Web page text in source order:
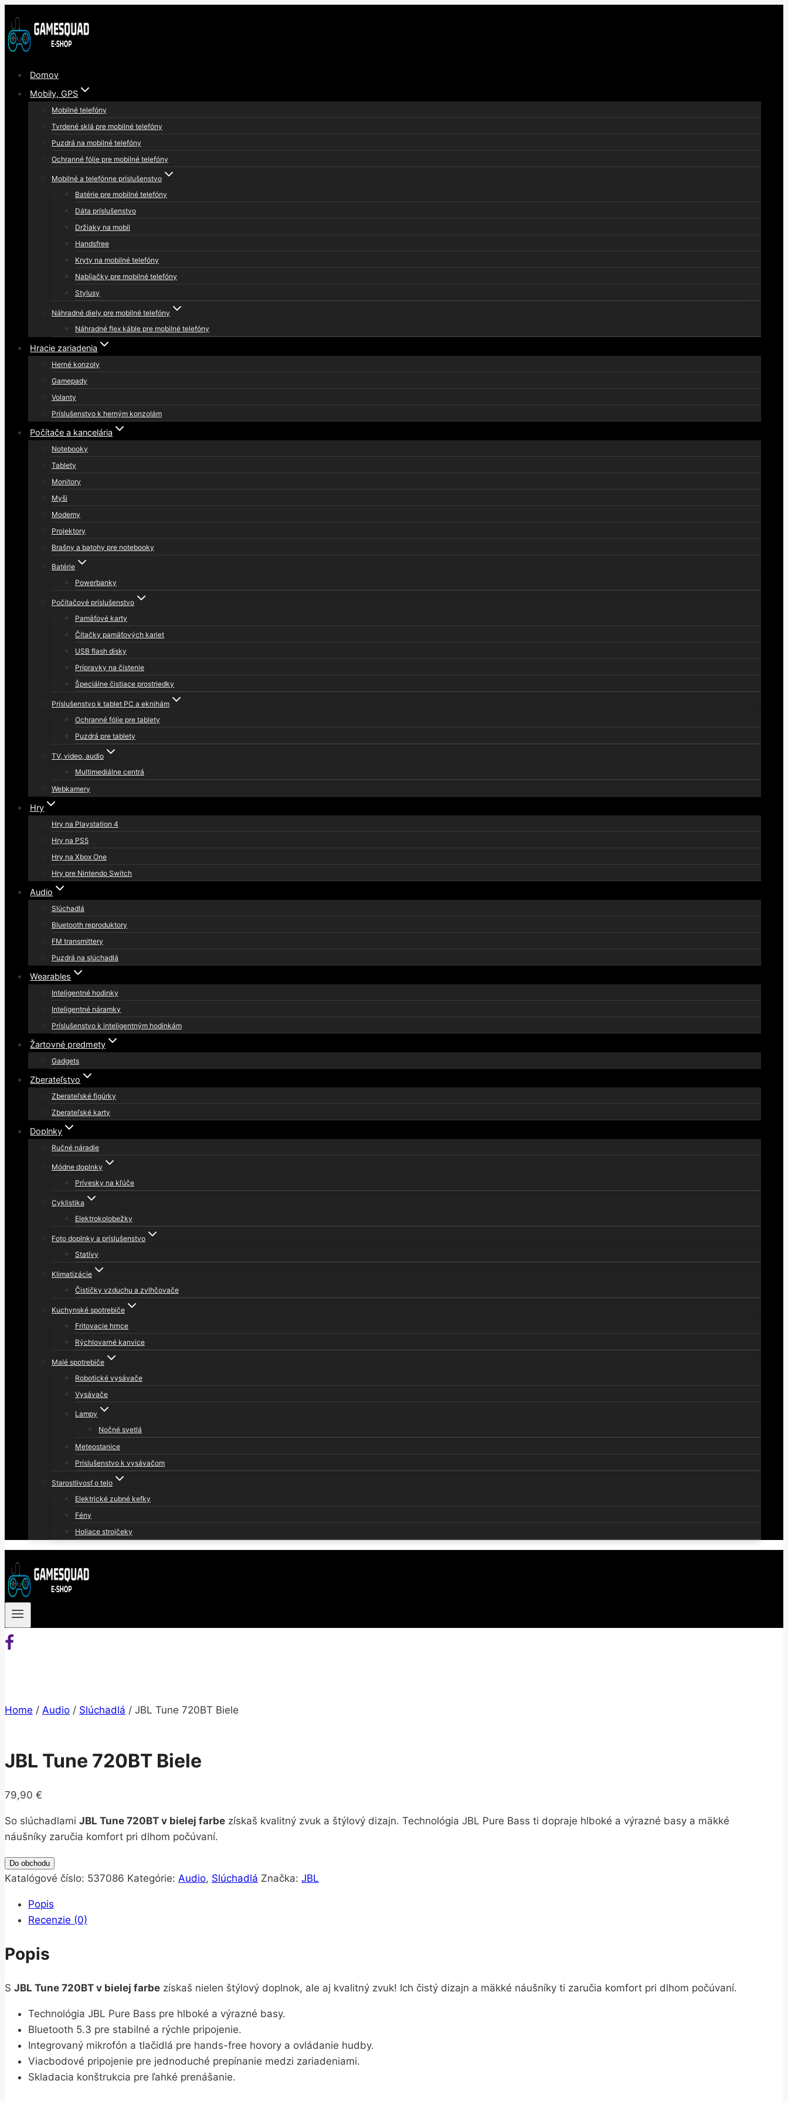
to
content
Domov
Mobily, GPS
Mobilné telefóny
Tvrdené sklá pre mobilné telefóny
Puzdrá na mobilné telefóny
Ochranné fólie pre mobilné telefóny
Mobilné a telefónne príslušenstvo
Batérie pre mobilné telefóny
Dáta príslušenstvo
Držiaky na mobil
Handsfree
Kryty na mobilné telefóny
Nabíjačky pre mobilné telefóny
Stylusy
Náhradné diely pre mobilné telefóny
Náhradné flex káble pre mobilné telefóny
Hracie zariadenia
Herné konzoly
Gamepady
Volanty
Príslušenstvo k herným konzolám
Počítače a kancelária
Notebooky
Tablety
Monitory
Myši
Modemy
Projektory
Brašny a batohy pre notebooky
Batérie
Powerbanky
Počítačové príslušenstvo
Pamäťové karty
Čítačky pamäťových kariet
USB flash disky
Prípravky na čistenie
Špeciálne čistiace prostriedky
Príslušenstvo k tablet PC a eknihám
Ochranné fólie pre tablety
Puzdrá pre tablety
TV, video, audio
Multimediálne centrá
Webkamery
Hry
Hry na Playstation 4
Hry na PS5
Hry na Xbox One
Hry pre Nintendo Switch
Audio
Slúchadlá
Bluetooth reproduktory
FM transmittery
Puzdrá na slúchadlá
Wearables
Inteligentné hodinky
Inteligentné náramky
Príslušenstvo k inteligentným hodinkám
Žartovné predmety
Gadgets
Zberateľstvo
Zberateľské figúrky
Zberateľské karty
Doplnky
Ručné náradie
Módne doplnky
Prívesky na kľúče
Cyklistika
Elektrokolobežky
Foto doplnky a príslušenstvo
Statívy
Klimatizácie
Čističky vzduchu a zvlhčovače
Kuchynské spotrebiče
Fritovacie hrnce
Rýchlovarné kanvice
Malé spotrebiče
Robotické vysávače
Vysávače
Lampy
Nočné svetlá
Meteostanice
Príslušenstvo k vysávačom
Starostlivosť o telo
Elektrické zubné kefky
Fény
Holiace strojčeky
Home / Audio / Slúchadlá / JBL Tune 720BT Biele
JBL Tune 720BT Biele
79,90 €
So slúchadlami JBL Tune 720BT v bielej farbe získaš kvalitný zvuk a štýlový dizajn. Technológia JBL Pure Bass ti dopraje hlboké a výrazné basy a mäkké
náušníky zaručia komfort pri dlhom počúvaní.
Do obchodu
Katalógové číslo: 537086 Kategórie: Audio, Slúchadlá Značka: JBL
Popis
Recenzie (0)
Popis
S JBL Tune 720BT v bielej farbe získaš nielen štýlový doplnok, ale aj kvalitný zvuk! Ich čistý dizajn a mäkké náušníky ti zaručia komfort pri dlhom počúvaní.
Technológia JBL Pure Bass pre hlboké a výrazné basy.
Bluetooth 5.3 pre stabilné a rýchle pripojenie.
Integrovaný mikrofón a tlačidlá pre hands-free hovory a ovládanie hudby.
Viacbodové pripojenie pre jednoduché prepínanie medzi zariadeniami.
Skladacia konštrukcia pre ľahké prenášanie.